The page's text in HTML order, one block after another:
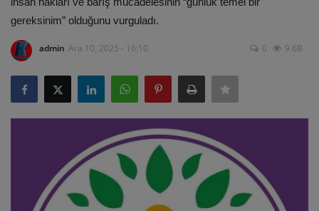
ULUSLARARASI
SAĞLIK VE YAŞAM TARZI
YEMEK
SEYAHAT
EĞİTİM
gereksinim” olduğunu vurguladı.
admin Ara 10, 2025 - 16:10 0 9.6B